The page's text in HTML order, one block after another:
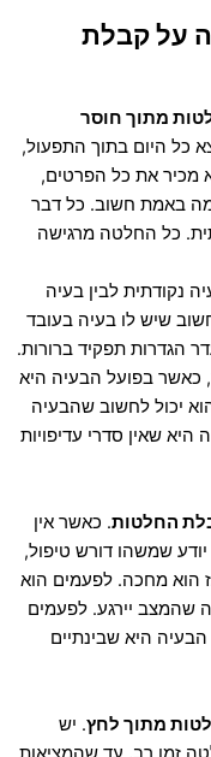
על קבלת
מתוך חוסר
כל היום בתוך התפעול,
מכיר את כל הפרטים,
מה באמת חשוב. כל דבר
כל החלטה מרגישה
נקודתית לבין בעיה
שיש לו בעיה בעובד
הגדרות תפקיד ברורות.
כאשר בפועל הבעיה היא
יכול לחשוב שהבעיה
שאין סדרי עדיפויות
החלטות. כאשר אין
שמשהו דורש טיפול,
הוא מחכה. לפעמים הוא
שהמצב יירגע. לפעמים
היא שבינתיים
מתוך לחץ. יש